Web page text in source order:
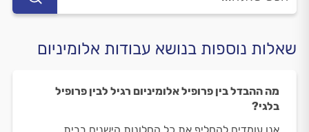
שאלות נוספות בנושא עבודות אלומיניום
מה ההבדל בין פרופיל אלומיניום רגיל לבין פרופיל
בלגי?